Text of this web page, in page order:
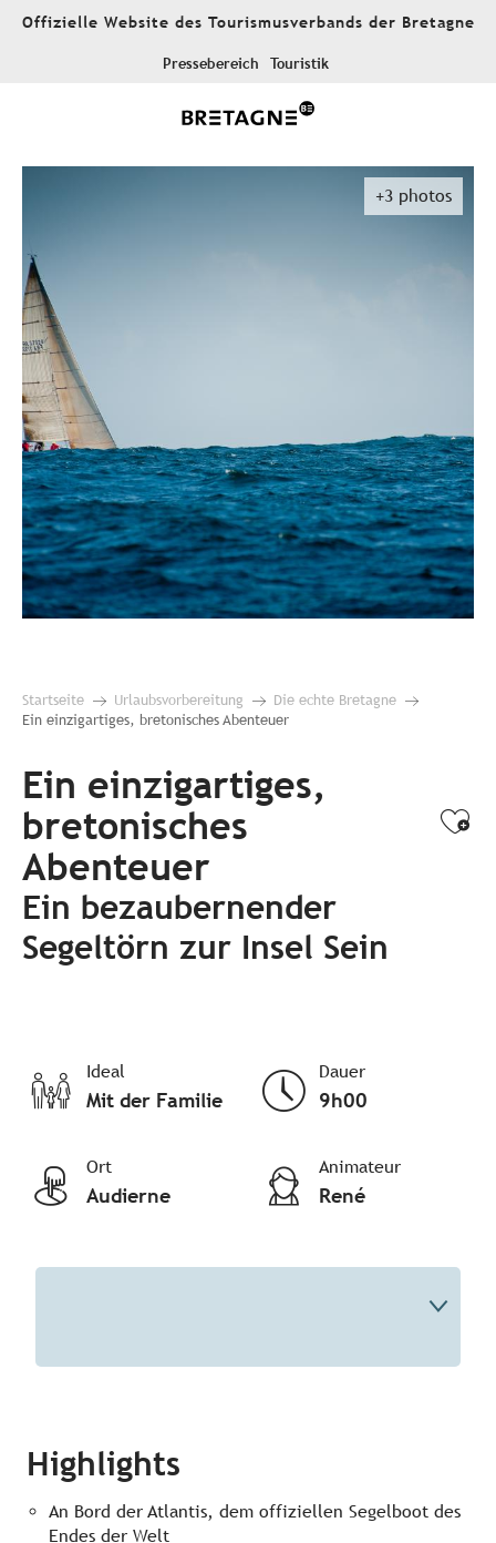
AllerOffizielle Website des Tourismusverbands der Bretagne
Pressebereich Touristik
+3 photos
Startseite Urlaubsvorbereitung
Die echte Bretagne
Ein einzigartiges, bretonisches Abenteuer
Ein einzigartiges,
bretonisches
Abenteuer
Ein bezaubernender
Segeltörn zur Insel Sein
Ideal
Mit der Familie
Dauer
9h00
Ort
Audierne
Animateur
René
Ihr Experte
Informationen
Kontakt
Highlights
An Bord der Atlantis, dem offiziellen Segelboot des
Endes der Welt